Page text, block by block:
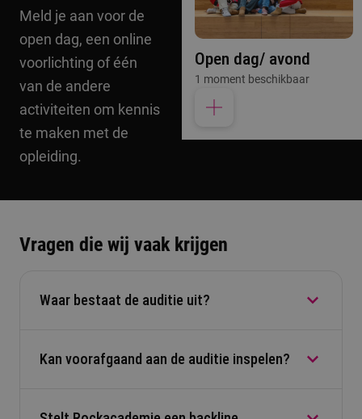
Meld je aan voor de
open dag, een online
voorlichting of één
van de andere
activiteiten om kennis
te maken met de
opleiding.
Open dag/ avond
1 moment beschikbaar
Vragen die wij vaak krijgen
Waar bestaat de auditie uit?
De auditie bestaat uit drie onderdelen, namelijk
Kan voorafgaand aan de auditie inspelen?